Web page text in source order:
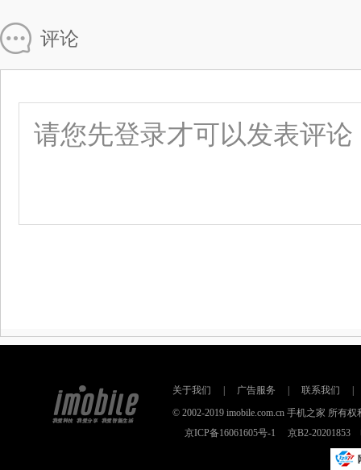
评论
关于我们 广告服务 联系我们
© 2002-2019 imobile.com.cn 手机之家 所有
京ICP备16061605号-1
京B2-20201853